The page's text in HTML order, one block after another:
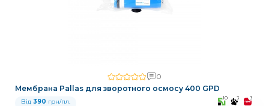
0
Мембрана Pallas для зворотного осмосу 400 GPD
Від 390 грн/пл. 10 3 3